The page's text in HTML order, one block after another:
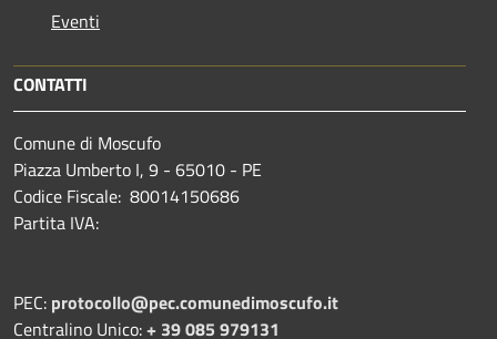
Eventi
CONTATTI
Comune di Moscufo
Piazza Umberto I, 9 - 65010 - PE
Codice Fiscale: 80014150686
Partita IVA:
PEC: protocollo@pec.comunedimoscufo.it
Centralino Unico:+ 39 085 979131